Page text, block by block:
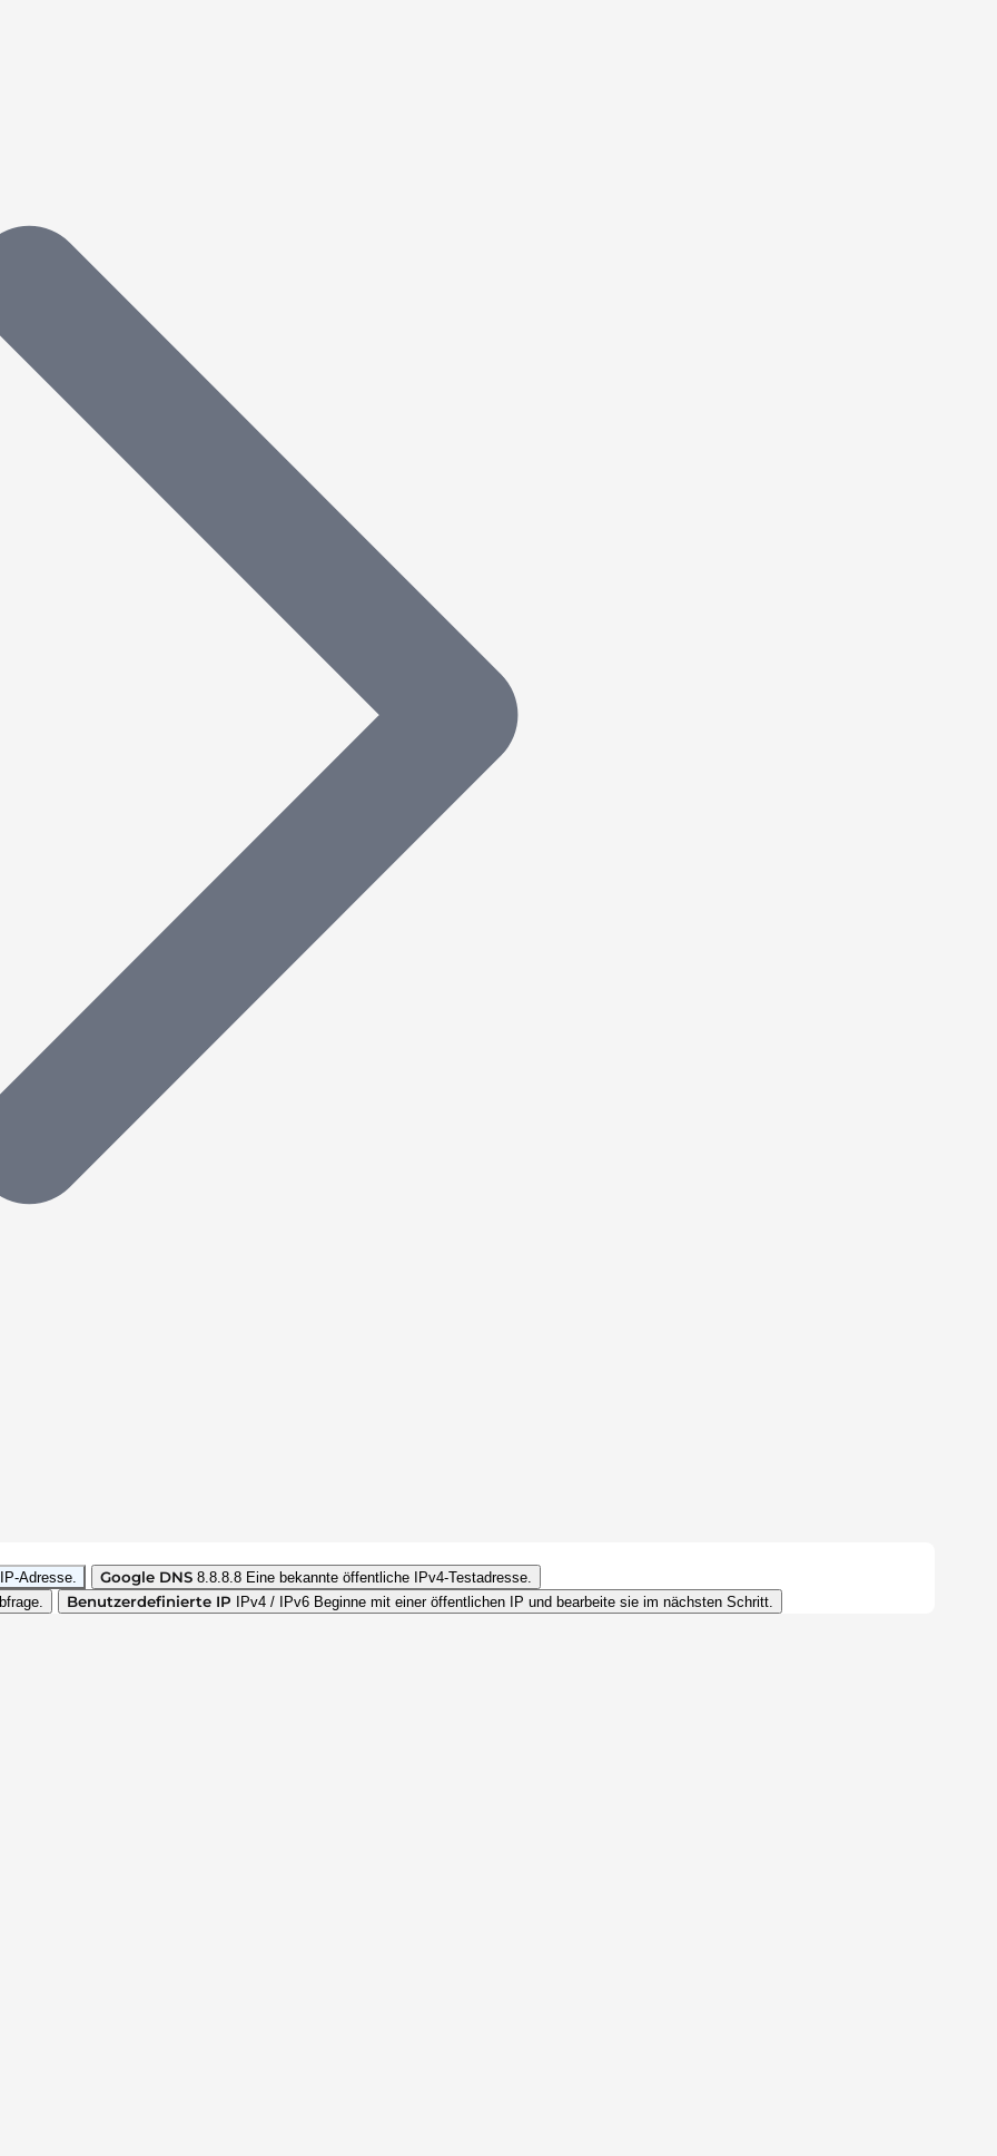
Adresse. Google DNS 8.8.8.8 Eine bekannte öffentliche IPv4-Testadresse.
Benutzerdefinierte IP IPv4 / IPv6 Beginne mit einer öffentlichen IP und bearbeite sie im nächsten Schritt.